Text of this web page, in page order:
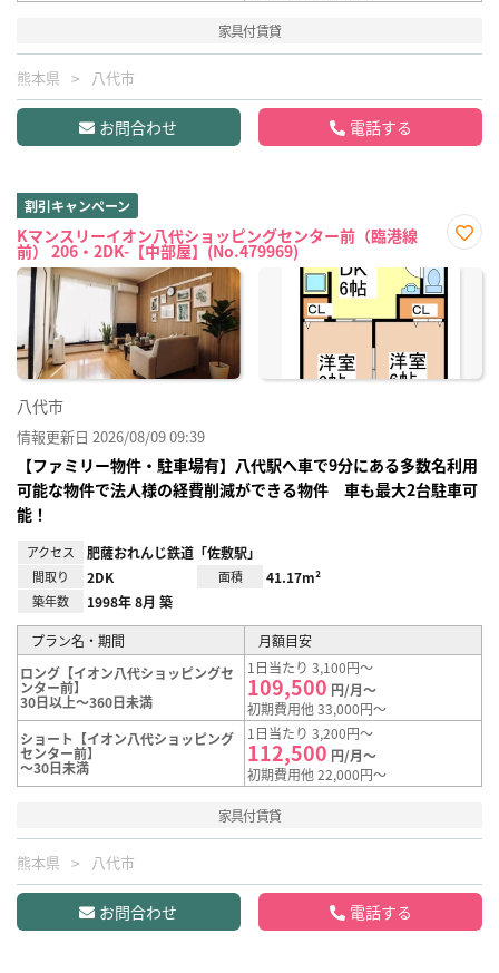
家具付賃貸
熊本県 八代市
お問合わせ 電話する
割引キャンペーン
Kマンスリーイオン八代ショッピングセンター前（臨港線
前） 206・2DK-【中部屋】(No.479969)
に入
八代市
情報更新日 2026/08/09 09:39
【ファミリー物件・駐車場有】八代駅へ車で9分にある多数名利用
可能な物件で法人様の経費削減ができる物件 車も最大2台駐車可
能！
アクセス 肥薩おれんじ鉄道「佐敷駅」
間取り 2DK 面積 41.17m²
築年数 1998年 8月 築
プラン名・期間
月額目安
ロング【イオン八代ショッピングセ
ンター前】
30日以上～360日未満
1日当たり 3,100円～
109,500 円/月～
初期費用他 33,000円～
ショート【イオン八代ショッピング
センター前】
～30日未満
1日当たり 3,200円～
112,500 円/月～
初期費用他 22,000円～
家具付賃貸
熊本県 八代市
お問合わせ 電話する